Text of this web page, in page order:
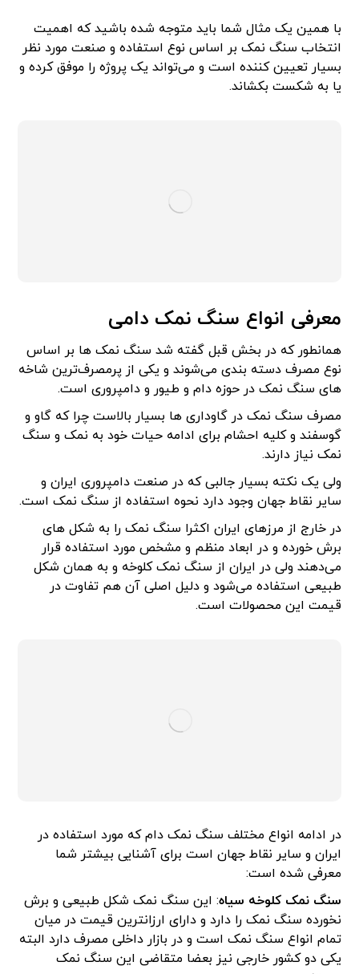
با همین یک مثال شما باید متوجه شده باشید که اهمیت
انتخاب سنگ نمک بر اساس نوع استفاده و صنعت مورد نظر
بسیار تعیین کننده است و می‌تواند یک پروژه را موفق کرده و
یا به شکست بکشاند.
معرفی انواع سنگ نمک دامی
همانطور که در بخش قبل گفته شد سنگ نمک ها بر اساس
نوع مصرف دسته بندی می‌شوند و یکی از پرمصرف‌ترین شاخه
های سنگ نمک در حوزه دام و طیور و دامپروری است.
مصرف سنگ نمک در گاوداری ها بسیار بالاست چرا که گاو و
گوسفند و کلیه احشام برای ادامه حیات خود به نمک و سنگ
نمک نیاز دارند.
ولی یک نکته بسیار جالبی که در صنعت دامپروری ایران و
سایر نقاط جهان وجود دارد نحوه استفاده از سنگ نمک است.
در خارج از مرزهای ایران اکثرا سنگ نمک را به شکل های
برش خورده و در ابعاد منظم و مشخص مورد استفاده قرار
می‌دهند ولی در ایران از سنگ نمک کلوخه و به همان شکل
طبیعی استفاده می‌شود و دلیل اصلی آن هم تفاوت در
قیمت این محصولات است.
در ادامه انواع مختلف سنگ نمک دام که مورد استفاده در
ایران و سایر نقاط جهان است برای آشنایی بیشتر شما
معرفی شده است:
سنگ نمک کلوخه سیاه: این سنگ نمک شکل طبیعی و برش
نخورده سنگ نمک را دارد و دارای ارزانترین قیمت در میان
تمام انواع سنگ نمک است و در بازار داخلی مصرف دارد البته
یکی دو کشور خارجی نیز بعضا متقاضی این سنگ نمک